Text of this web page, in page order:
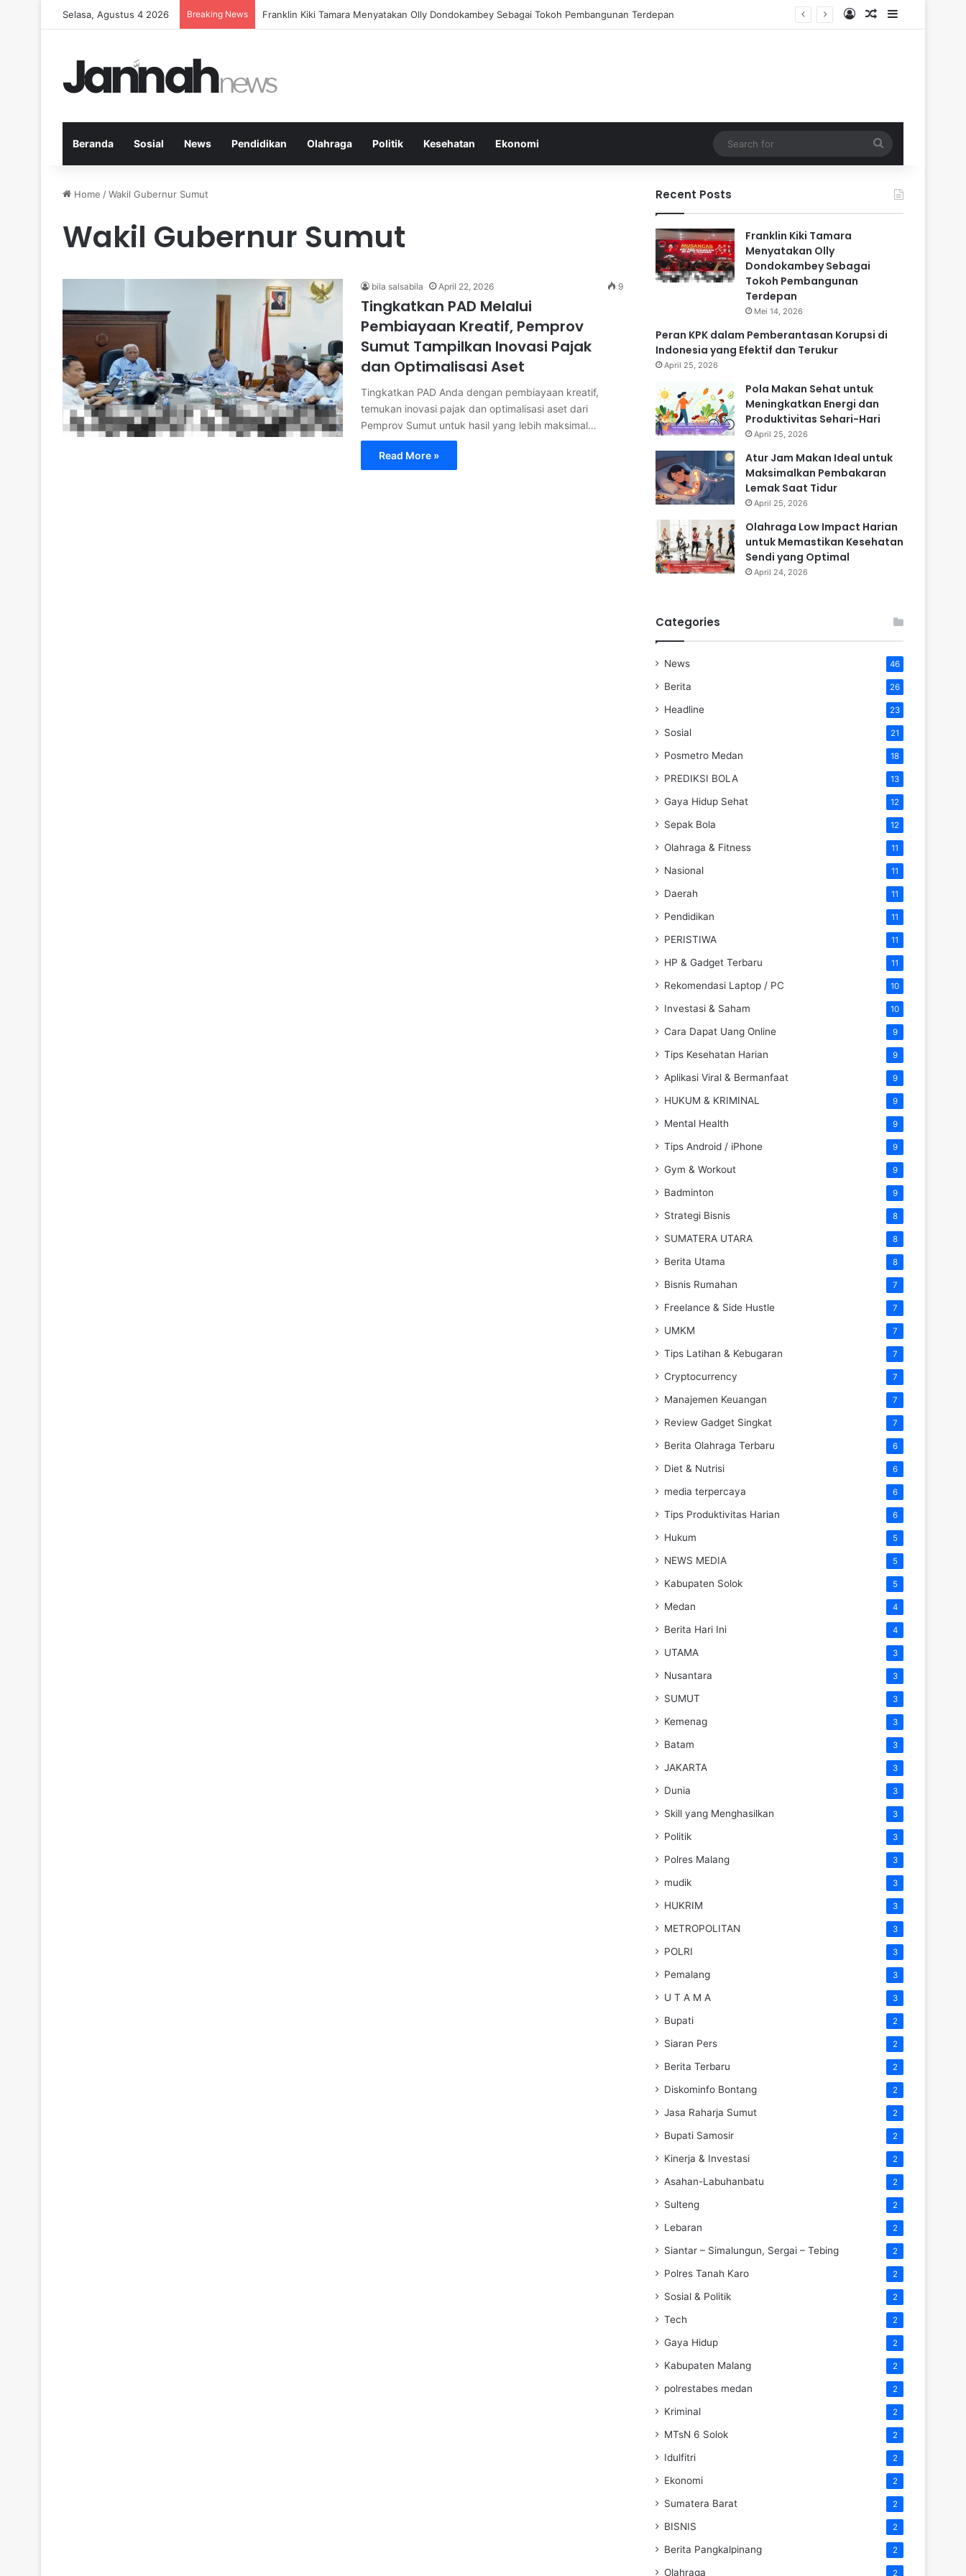
Selasa, Agustus 4 2026 Breaking News Peran KPK dalam Pemberantasan Korupsi di Indonesia yang Efektif dan Terukur Log InRandom Article
Sidebar
Beranda Sosial News Pendidikan Olahraga Politik Kesehatan Ekonomi
for
Home /Wakil Gubernur Sumut
Wakil Gubernur Sumut
bila salsabila April 22, 2026 9
Tingkatkan PAD Melalui
Pembiayaan Kreatif, Pemprov
Sumut Tampilkan Inovasi Pajak
dan Optimalisasi Aset
Tingkatkan PAD Anda dengan pembiayaan kreatif,
temukan inovasi pajak dan optimalisasi aset dari
Pemprov Sumut untuk hasil yang lebih maksimal…
Read More »
Recent Posts
Franklin Kiki Tamara
Menyatakan Olly
Dondokambey Sebagai
Tokoh Pembangunan
Terdepan
Mei 14, 2026
Peran KPK dalam Pemberantasan Korupsi di
Indonesia yang Efektif dan Terukur
April 25, 2026
Pola Makan Sehat untuk
Meningkatkan Energi dan
Produktivitas Sehari-Hari
April 25, 2026
Atur Jam Makan Ideal untuk
Maksimalkan Pembakaran
Lemak Saat Tidur
April 25, 2026
Olahraga Low Impact Harian
untuk Memastikan Kesehatan
Sendi yang Optimal
April 24, 2026
Categories
News 46
Berita 26
Headline 23
Sosial 21
Posmetro Medan 18
PREDIKSI BOLA 13
Gaya Hidup Sehat 12
Sepak Bola 12
Olahraga & Fitness 11
Nasional 11
Daerah 11
Pendidikan 11
PERISTIWA 11
HP & Gadget Terbaru 11
Rekomendasi Laptop / PC 10
Investasi & Saham 10
Cara Dapat Uang Online 9
Tips Kesehatan Harian 9
Aplikasi Viral & Bermanfaat 9
HUKUM & KRIMINAL 9
Mental Health 9
Tips Android / iPhone 9
Gym & Workout 9
Badminton 9
Strategi Bisnis 8
SUMATERA UTARA 8
Berita Utama 8
Bisnis Rumahan 7
Freelance & Side Hustle 7
UMKM 7
Tips Latihan & Kebugaran 7
Cryptocurrency 7
Manajemen Keuangan 7
Review Gadget Singkat 7
Berita Olahraga Terbaru 6
Diet & Nutrisi 6
media terpercaya 6
Tips Produktivitas Harian 6
Hukum 5
NEWS MEDIA 5
Kabupaten Solok 5
Medan 4
Berita Hari Ini 4
UTAMA 3
Nusantara 3
SUMUT 3
Kemenag 3
Batam 3
JAKARTA 3
Dunia 3
Skill yang Menghasilkan 3
Politik 3
Polres Malang 3
mudik 3
HUKRIM 3
METROPOLITAN 3
POLRI 3
Pemalang 3
U T A M A 3
Bupati 2
Siaran Pers 2
Berita Terbaru 2
Diskominfo Bontang 2
Jasa Raharja Sumut 2
Bupati Samosir 2
Kinerja & Investasi 2
Asahan-Labuhanbatu 2
Sulteng 2
Lebaran 2
Siantar – Simalungun, Sergai – Tebing 2
Polres Tanah Karo 2
Sosial & Politik 2
Tech 2
Gaya Hidup 2
Kabupaten Malang 2
polrestabes medan 2
Kriminal 2
MTsN 6 Solok 2
Idulfitri 2
Ekonomi 2
Sumatera Barat 2
BISNIS 2
Berita Pangkalpinang 2
Olahraga 2